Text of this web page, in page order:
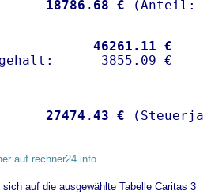
- 18786.68 €
46261.11 €
27474.43 €
auf rechner24.info
auf die ausgewählte Tabelle Caritas 3